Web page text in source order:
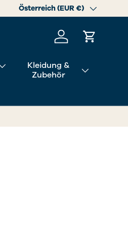
Land/Region
Österreich (EUR €)
Einloggen
Kleidung &
Zubehör